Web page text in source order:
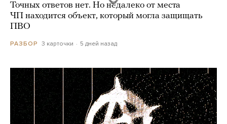
Точных ответов нет. Но недалеко от места
ЧП находится объект, который могла защищать
ПВО
РАЗБОР 3 карточки 5 дней назад